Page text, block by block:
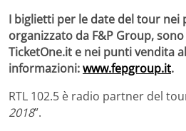
I biglietti per le date del tour
organizzato da F&P Group,
TicketOne.it e nei punti vendita
informazioni:www.fepgroup.it.
RTL 102.5 è radio partner del
2018”.